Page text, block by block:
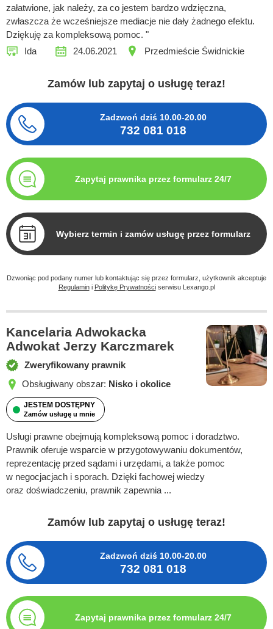
załatwione, jak należy, za co jestem bardzo wdzięczna,
zwłaszcza że wcześniejsze mediacje nie dały żadnego efektu.
Dziękuję za kompleksową pomoc. "
Ida
24.06.2021 Przedmieście Świdnickie
Zamów lub zapytaj o usługę teraz!
Zadzwoń dziś 10.00-20.00
732 081 018
Zapytaj prawnika przez formularz 24/7
Wybierz termin i zamów usługę przez formularz
Dzwoniąc pod podany numer lub kontaktując się przez formularz, użytkownik akceptuje
Regulamini Politykę Prywatnościserwisu Lexango.pl
Kancelaria Adwokacka
Adwokat Jerzy Karczmarek
Zweryfikowany prawnik
Obsługiwany obszar: Nisko i okolice
JESTEM DOSTĘPNY
Zamów usługę u mnie
Usługi prawne obejmują kompleksową pomoc i doradztwo.
Prawnik oferuje wsparcie w przygotowywaniu dokumentów,
reprezentację przed sądami i urzędami, a także pomoc
w negocjacjach i sporach. Dzięki fachowej wiedzy
oraz doświadczeniu, prawnik zapewnia ...
Zamów lub zapytaj o usługę teraz!
Zadzwoń dziś 10.00-20.00
732 081 018
Zapytaj prawnika przez formularz 24/7